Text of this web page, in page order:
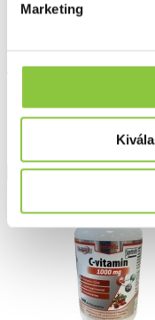
Marketing
Milgamma N